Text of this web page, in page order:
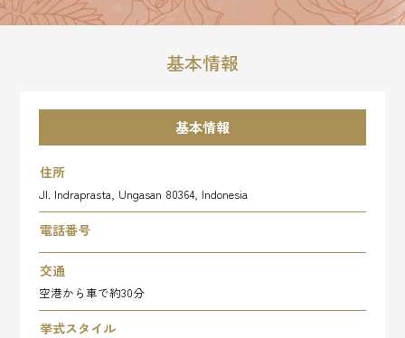
基本情報
基本情報
住所
Jl. Indraprasta, Ungasan 80364, Indonesia
電話番号
交通
空港から車で約30分
挙式スタイル